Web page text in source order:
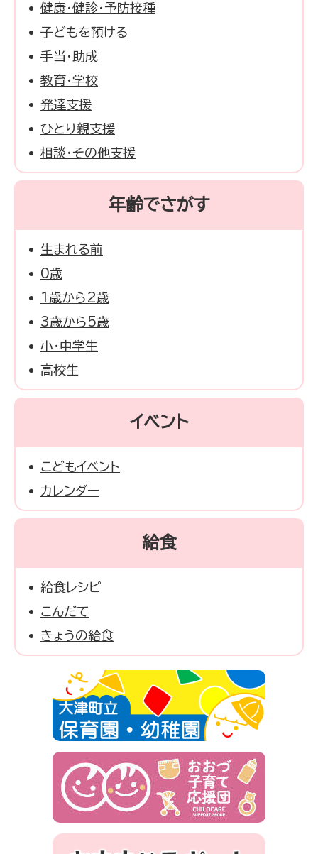
健康・健診・予防接種
子どもを預ける
手当・助成
教育・学校
発達支援
ひとり親支援
相談・その他支援
年齢でさがす
生まれる前
0歳
1歳から2歳
3歳から5歳
小・中学生
高校生
イベント
こどもイベント
カレンダー
給食
給食レシピ
こんだて
きょうの給食